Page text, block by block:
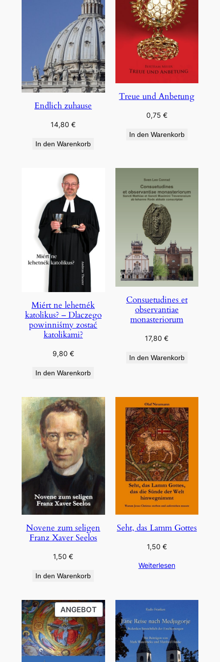
Endlich zuhause
14,80€
In den Warenkorb
Treue und Anbetung
0,75 €
In den Warenkorb
Miért ne lehetnék
katolikus? – Dlaczego
powinniśmy zostać
katolikami?
9,80 €
In den Warenkorb
Consuetudines et
observantiae
monasteriorum
17,80€
In den Warenkorb
Novene zum seligen
Franz Xaver Seelos
1,50€
In den Warenkorb
Seht, das Lamm Gottes
1,50 €
Weiterlesen
ANGEBOTPRODUKT
IM
ANGEBOT